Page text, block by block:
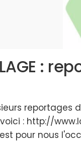
:
reportages
: http://
pour nous